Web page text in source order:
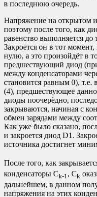
в последнюю очередь.
Напряжение на открытом
поэтому после того, как
равенство выполняется до
Закроется он в тот
нулю, а это произойдёт в
предшествующий диод
между конденсаторами
становится равным 0), т.е.
(4), предшествующее
диоды поочерёдно,
закрываются, начиная с
обмен зарядами между
Как уже было сказано,
и закроется диод D1.
источника достигнет
После того, как
конденсаторы Ck-1, Ck
дальнейшем, в данном
напряжения на этих